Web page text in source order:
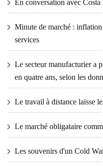
En conversation avec Costa
Minute de marché : inflation
services
Le secteur manufacturier a
en quatre ans, selon les
Le travail à distance laisse
Le marché obligataire
Les souvenirs d'un Cold